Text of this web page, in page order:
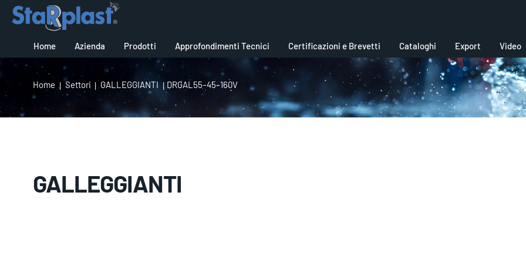
Home Azienda Prodotti Approfondimenti Tecnici Certificazioni e Brevetti Cataloghi Export Video
GALLEGGIANTI
Home Settori GALLEGGIANTI DRGAL55–45–160V
GALLEGGIANTI